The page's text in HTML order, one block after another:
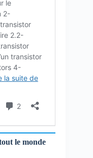
le monde